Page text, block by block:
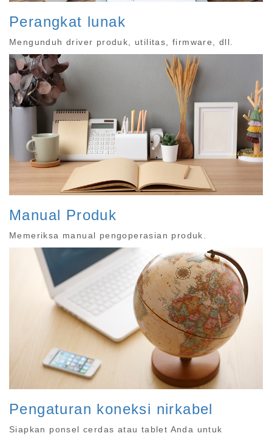
Perangkat lunak
Mengunduh driver produk, utilitas, firmware, dll.
Manual Produk
Memeriksa manual pengoperasian produk.
Pengaturan koneksi nirkabel
Siapkan ponsel cerdas atau tablet Anda untuk